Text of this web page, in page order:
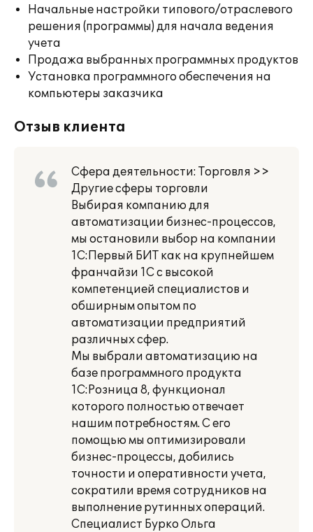
Начальные настройки типового/отраслевого
решения (программы) для начала ведения
учета
Продажа выбранных программных продуктов
Установка программного обеспечения на
компьютеры заказчика
Отзыв клиента
Сфера деятельности: Торговля >>
Другие сферы торговли
Выбирая компанию для
автоматизации бизнес-процессов,
мы остановили выбор на компании
1С:Первый БИТ как на крупнейшем
франчайзи 1С с высокой
компетенцией специалистов и
обширным опытом по
автоматизации предприятий
различных сфер.
Мы выбрали автоматизацию на
базе программного продукта
1С:Розница 8, функционал
которого полностью отвечает
нашим потребностям. С его
помощью мы оптимизировали
бизнес-процессы, добились
точности и оперативности учета,
сократили время сотрудников на
выполнение рутинных операций.
Специалист Бурко Ольга